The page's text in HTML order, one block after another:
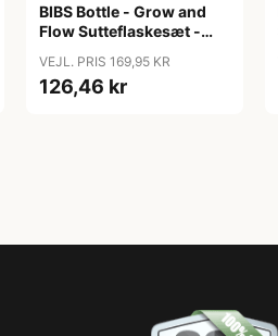
BIBS Bottle - Grow and
Flow Sutteflaskesæt -
150ml/270ml - 2-Pak -
Ivory
VEJL. PRIS 169,95 KR
126,46 kr